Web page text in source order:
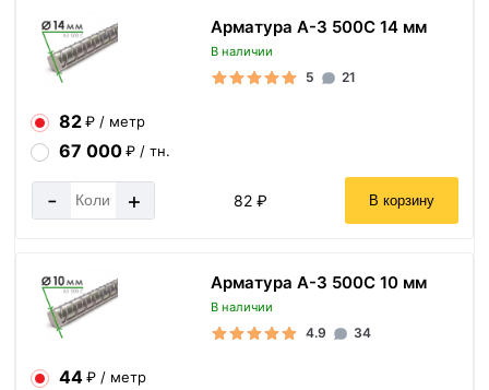
Арматура А-3 500С 14 мм
В наличии
5 21
82₽ / метр
67 000₽ / тн.
- + 82 ₽ В корзину
Арматура А-3 500С 10 мм
В наличии
4.9 34
44₽ / метр